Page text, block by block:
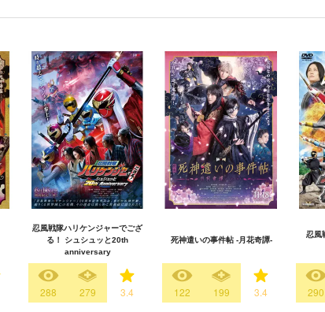
忍風戦隊ハリケンジャーでござ
る！ シュシュッと20th
anniversary
288 279 3.4
死神遣いの事件帖 -月花奇譚-
122 199 3.4
忍風
290